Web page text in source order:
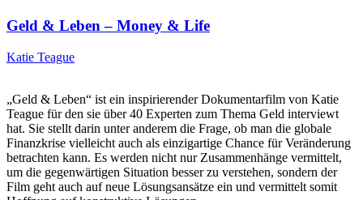
Geld & Leben – Money & Life
Katie Teague
„Geld & Leben“ ist ein inspirierender Dokumentarfilm von Katie
Teague für den sie über 40 Experten zum Thema Geld interviewt
hat. Sie stellt darin unter anderem die Frage, ob man die globale
Finanzkrise vielleicht auch als einzigartige Chance für Veränderung
betrachten kann. Es werden nicht nur Zusammenhänge vermittelt,
um die gegenwärtigen Situation besser zu verstehen, sondern der
Film geht auch auf neue Lösungsansätze ein und vermittelt somit